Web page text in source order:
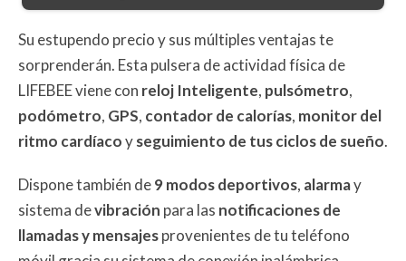
Su estupendo precio y sus múltiples ventajas te
sorprenderán. Esta pulsera de actividad física de
LIFEBEE viene con reloj Inteligente, pulsómetro,
podómetro, GPS, contador de calorías, monitor del
ritmo cardíacoyseguimiento de tus ciclos de sueño.
Dispone también de9 modos deportivos, alarmay
sistema devibración para las notificaciones de
llamadas y mensajesprovenientes de tu teléfono